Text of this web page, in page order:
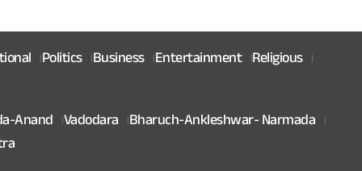
Politics Business Entertainment Religious
Anand Vadodara Bharuch-Ankleshwar- Narmada